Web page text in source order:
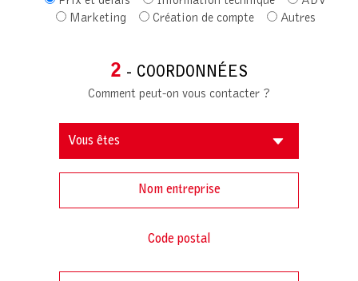
Marketing
Création de compte Autres
2 - COORDONNÉES
Comment peut-on vous contacter ?